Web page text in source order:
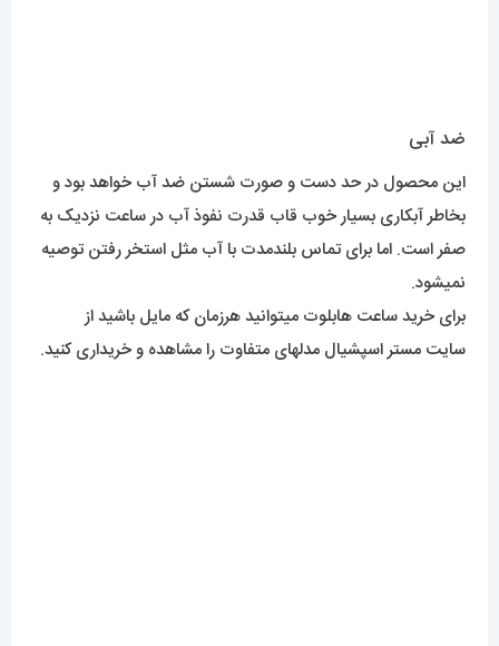
ضد آبی
این محصول در حد دست و صورت شستن ضد آب خواهد بود و
بخاطر آبکاری بسیار خوب قاب قدرت نفوذ آب در ساعت نزدیک به
صفر است. اما برای تماس بلندمدت با آب مثل استخر رفتن توصیه
نمیشود.
برای خرید ساعت هابلوت میتوانید هرزمان که مایل باشید از
سایت مستر اسپشیال مدلهای متفاوت را مشاهده و خریداری کنید.